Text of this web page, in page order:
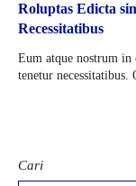
Roluptas Edicta
Recessitatibus
Eum atque nostrum
tenetur
Cari